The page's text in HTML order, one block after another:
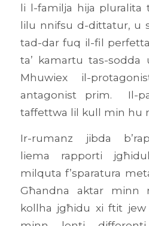
li l-familja hija pluralita
lilu nnifsu d-dittatur, u
tad-dar fuq il-fil
ta’ kamartu tas-sodda
Mhuwiex il-
antagonist prim. Il-
taffettwa lil kull min hu
Ir-rumanz jibda
liema rapporti
milquta f’sparatura
Għandna aktar minn
kollha jgħidu xi ftit jew